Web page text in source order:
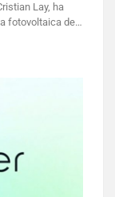
Lay, ha
fotovoltaica de…